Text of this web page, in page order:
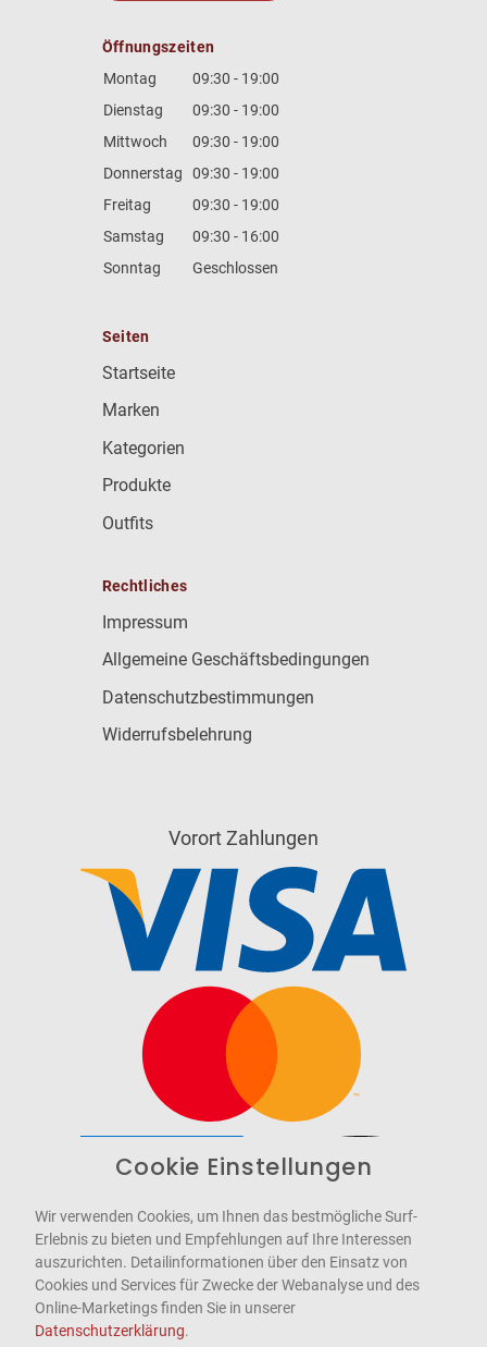
Öffnungszeiten
Montag
09:30 - 19:00
Dienstag
09:30 - 19:00
Mittwoch
09:30 - 19:00
Donnerstag
09:30 - 19:00
Freitag
09:30 - 19:00
Samstag
09:30 - 16:00
Sonntag
Geschlossen
Seiten
Startseite
Marken
Kategorien
Produkte
Outfits
Rechtliches
Impressum
Allgemeine Geschäftsbedingungen
Datenschutzbestimmungen
Widerrufsbelehrung
Vorort Zahlungen
WCAG-2.1-AA
Cookie Einstellungen
Wir verwenden Cookies, um Ihnen das bestmögliche Surf-
Erlebnis zu bieten und Empfehlungen auf Ihre Interessen
auszurichten. Detailinformationen über den Einsatz von
Cookies und Services für Zwecke der Webanalyse und des
Online-Marketings finden Sie in unserer
Datenschutzerklärung.